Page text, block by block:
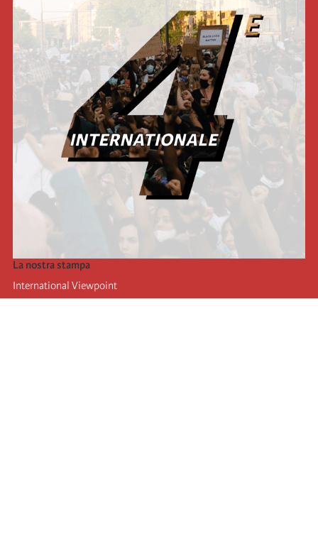
La nostra stampa
International Viewpoint